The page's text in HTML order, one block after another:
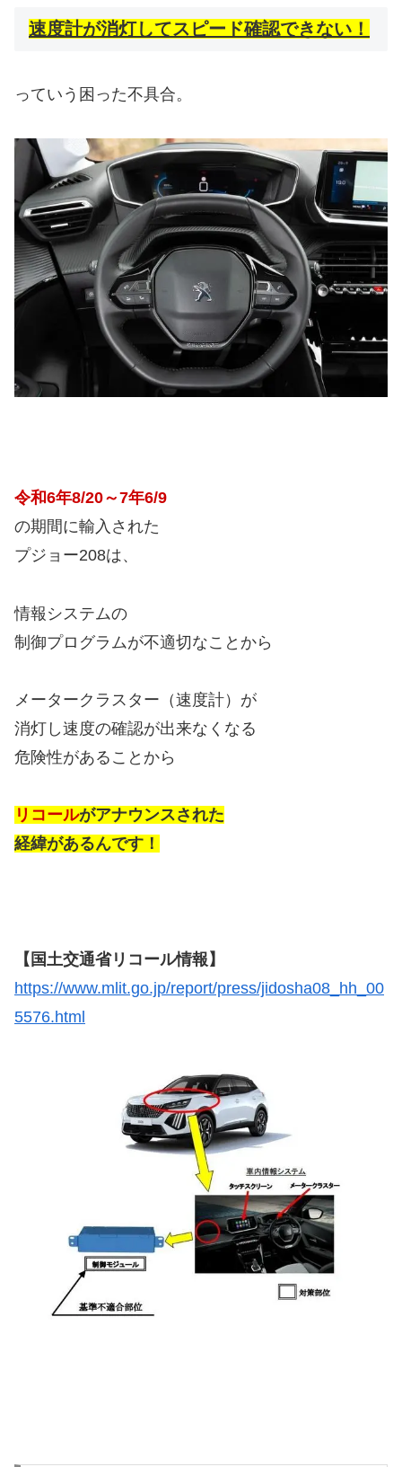
速度計が消灯してスピード確認できない！
っていう困った不具合。
令和6年8/20～7年6/9
の期間に輸入された
プジョー208は、
情報システムの
制御プログラムが不適切なことから
メータークラスター（速度計）が
消灯し速度の確認が出来なくなる
危険性があることから
リコールがアナウンスされた
経緯があるんです！
【国土交通省リコール情報】
https://www.mlit.go.jp/report/press/jidosha08_hh_00
5576.html